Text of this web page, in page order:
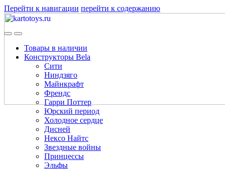
Перейти к навигации перейти к содержанию
Товары в наличии
Конструкторы Bela
Сити
Ниндзяго
Майнкрафт
Френдс
Гарри Поттер
Юрский период
Холодное сердце
Дисней
Нексо Найтс
Звездные войны
Принцессы
Эльфы